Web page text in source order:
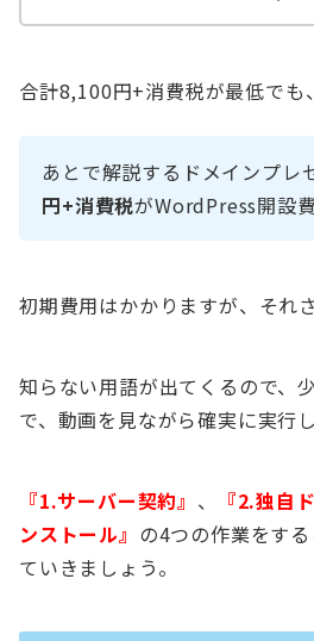
合計8,100円+消費税が最低で
あとで解説するドメインプレ
円+消費税がWordPress開設
初期費用はかかりますが、それ
知らない用語が出てくるので、
で、動画を見ながら確実に実行
『1.サーバー契約』 、 『2.独自
ンストール』 の4つの作業をす
ていきましょう。